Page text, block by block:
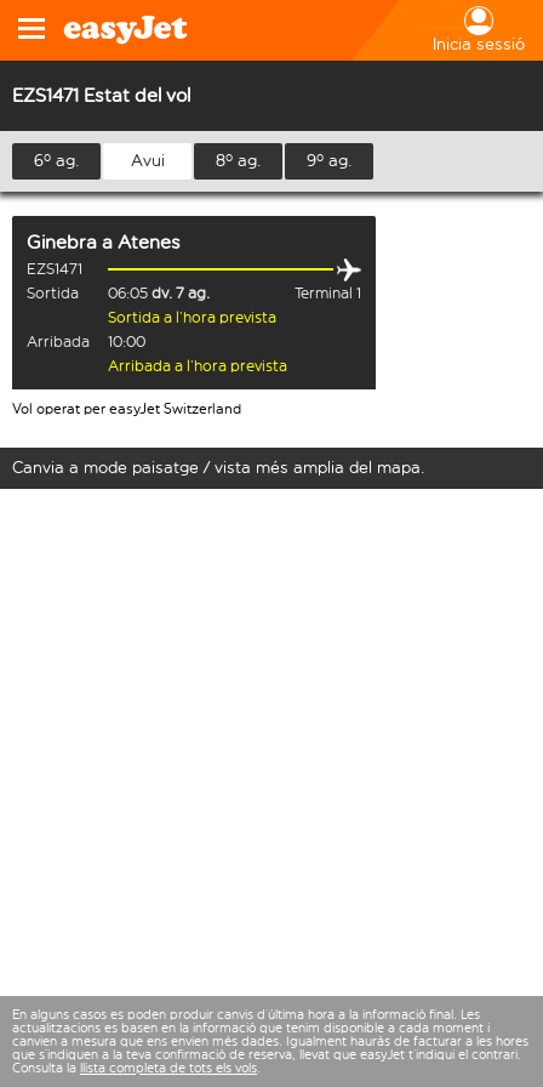
Inicia sessió
EZS1471 Estat del vol
6º ag. Avui 8º ag. 9º ag.
Ginebra a Atenes
EZS1471
Sortida
06:05 dv. 7 ag.
Terminal 1
Sortida a l’hora prevista
Arribada
10:00
Arribada a l’hora prevista
Vol operat per easyJet Switzerland
Canvia a mode paisatge / vista més amplia del mapa.
En alguns casos es poden produir canvis d’última hora a la informació final. Les
actualitzacions es basen en la informació que tenim disponible a cada moment i
canvien a mesura que ens envien més dades. Igualment hauràs de facturar a les hores
que s’indiquen a la teva confirmació de reserva, llevat que easyJet t’indiqui el contrari.
Consulta la llista completa de tots els vols.